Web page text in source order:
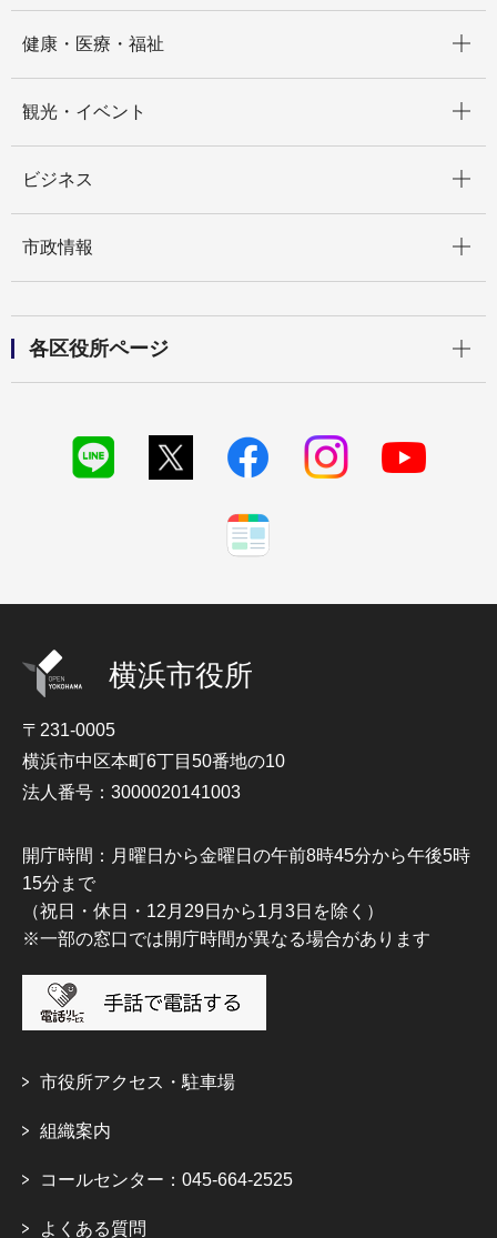
健康・医療・福祉
観光・イベント
ビジネス
市政情報
各区役所ページ
横浜市役所
〒231-0005
横浜市中区本町6丁目50番地の10
法人番号：3000020141003
開庁時間：月曜日から金曜日の午前8時45分から午後5時
15分まで
（祝日・休日・12月29日から1月3日を除く）
※一部の窓口では開庁時間が異なる場合があります
市役所アクセス・駐車場
組織案内
コールセンター：045-664-2525
よくある質問